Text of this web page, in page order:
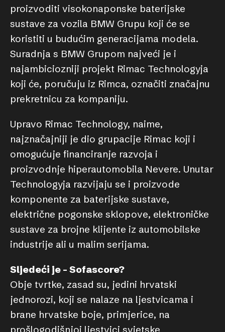
proizvoditi visokonaponske baterijske
sustave za vozila BMW Grupu koji će se
koristiti u budućim generacijama modela.
Suradnja s BMW Grupom najveći je i
najambiciozniji projekt Rimac Technologyja
koji će, poručuju iz Rimca, označiti značajnu
prekretnicu za kompaniju.
Upravo Rimac Technology, naime,
najznačajniji je dio grupacije Rimac koji i
omogućuje financiranje razvoja i
proizvodnje hiperautomobila Nevere. Unutar
Technologyja razvijaju se i proizvode
komponente za baterijske sustave,
električne pogonske sklopove, elektroničke
sustave za brojne klijente iz automobilske
industrije ali u malim serijama.
Sljedeći je – Sofascore?
Obje tvrtke, zasad su, jedini hrvatski
jednorozi, koji se nalaze na ljestvicama i
brane hrvatske boje, primjerice, na
prošlogodišnjoj ljestvici svjetske